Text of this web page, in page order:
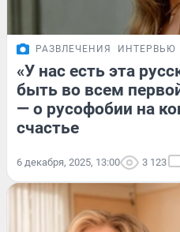
РАЗВЛЕЧЕНИЯ ИНТЕРВЬЮ
«У нас есть эта
быть во всем
— о русофобии на
счастье
6 декабря, 2025, 13:00 3 123